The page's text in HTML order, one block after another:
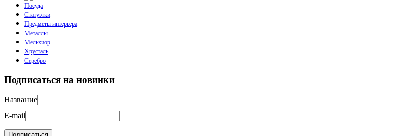
Посуда
Статуэтки
Предметы интерьера
Металлы
Мельхиор
Хрусталь
Серебро
Подписаться на новинки
Название
E-mail